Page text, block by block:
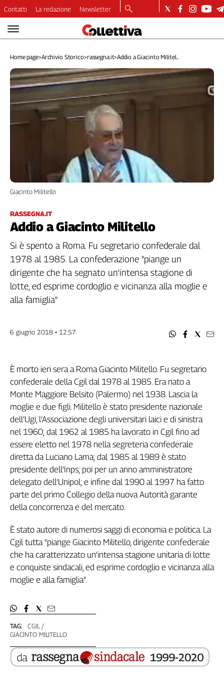
Video
Dirette
Longform
Copertine
Economia
Ambiente
Internazionale
Culture
Categorie
Filcams
Filctem
Fillea
Filt
Fiom
Fisac
Fp
Spi
Inca
Caaf
Speciali
di
Genova,
il
sangue
della
ragione
anni
Collettiva
Academy
Collettiva
Talk
settimana
Collettiva
Contatti La redazione Newsletter
Home page>Archivio Storico>rassegna.it>Addio a Giacinto Militel...
RASSEGNA.IT
Addio a Giacinto Militello
Giacinto Militello
Si è spento a Roma. Fu segretario confederale dal
1978 al 1985. La confederazione "piange un
dirigente che ha segnato un'intensa stagione di
lotte, ed esprime cordoglio e vicinanza alla moglie e
alla famiglia"
6 giugno 2018 • 12:57
TAG:
CGIL
GIACINTO MILITELLO
È morto ieri sera a Roma Giacinto Militello. Fu segretario
confederale della Cgil dal 1978 al 1985. Era nato a
Monte Maggiore Belsito (Palermo) nel 1938. Lascia la
moglie e due figli. Militello è stato presidente nazionale
dell’Ugi, l’Associazione degli universitari laici e di sinistra
nel 1960; dal 1962 al 1985 ha lavorato in Cgil fino ad
essere eletto nel 1978 nella segreteria confederale
diretta da Luciano Lama; dal 1985 al 1989 è stato
presidente dell’Inps; poi per un anno amministratore
delegato dell’Unipol; e infine dal 1990 al 1997 ha fatto
parte del primo Collegio della nuova Autorità garante
della concorrenza e del mercato.
È stato autore di numerosi saggi di economia e politica. La
Cgil tutta "piange Giacinto Militello, dirigente confederale
che ha caratterizzato un’intensa stagione unitaria di lotte
e conquiste sindacali, ed esprime cordoglio e vicinanza alla
moglie e alla famiglia".